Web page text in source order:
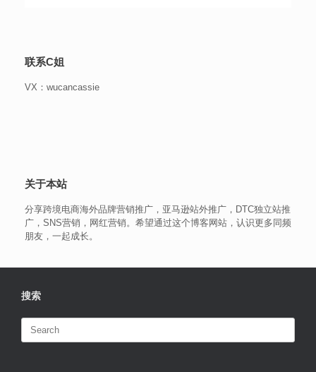
联系C姐
VX：wucancassie
关于本站
分享跨境电商海外品牌营销推广，亚马逊站外推广，DTC独立站推
广，SNS营销，网红营销。希望通过这个博客网站，认识更多同频
朋友，一起成长。
搜索